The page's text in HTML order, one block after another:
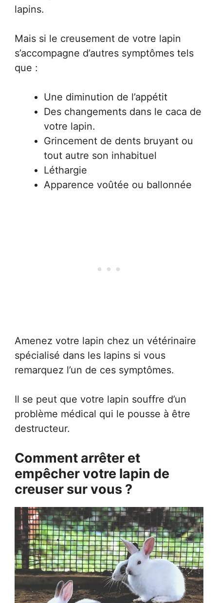
lapins.
Mais si le creusement de votre lapin
s’accompagne d’autres symptômes tels
que :
Une diminution de l’appétit
Des changements dans le caca de
votre lapin.
Grincement de dents bruyant ou
tout autre son inhabituel
Léthargie
Apparence voûtée ou ballonnée
Amenez votre lapin chez un vétérinaire
spécialisé dans les lapins si vous
remarquez l’un de ces symptômes.
Il se peut que votre lapin souffre d’un
problème médical qui le pousse à être
destructeur.
Comment arrêter et
empêcher votre lapin de
creuser sur vous ?